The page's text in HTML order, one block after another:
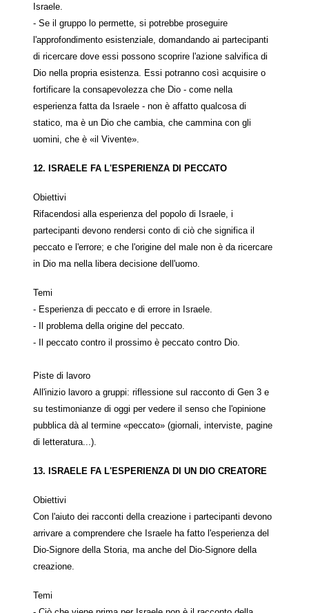
Israele.
- Se il gruppo lo permette, si potrebbe proseguire
l'approfondimento esistenziale, domandando ai partecipanti
di ricercare dove essi possono scoprire l'azione salvifica di
Dio nella propria esistenza. Essi potranno così acquisire o
fortificare la consapevolezza che Dio - come nella
esperienza fatta da Israele - non è affatto qualcosa di
statico, ma è un Dio che cambia, che cammina con gli
uomini, che è «il Vivente».
12. ISRAELE FA L'ESPERIENZA DI PECCATO
Obiettivi
Rifacendosi alla esperienza del popolo di Israele, i
partecipanti devono rendersi conto di ciò che significa il
peccato e l'errore; e che l'origine del male non è da ricercare
in Dio ma nella libera decisione dell'uomo.
Temi
- Esperienza di peccato e di errore in Israele.
- Il problema della origine del peccato.
- Il peccato contro il prossimo è peccato contro Dio.
Piste di lavoro
All'inizio lavoro a gruppi: riflessione sul racconto di Gen 3 e
su testimonianze di oggi per vedere il senso che l'opinione
pubblica dà al termine «peccato» (giornali, interviste, pagine
di letteratura...).
13. ISRAELE FA L'ESPERIENZA DI UN DIO CREATORE
Obiettivi
Con l'aiuto dei racconti della creazione i partecipanti devono
arrivare a comprendere che Israele ha fatto l'esperienza del
Dio-Signore della Storia, ma anche del Dio-Signore della
creazione.
Temi